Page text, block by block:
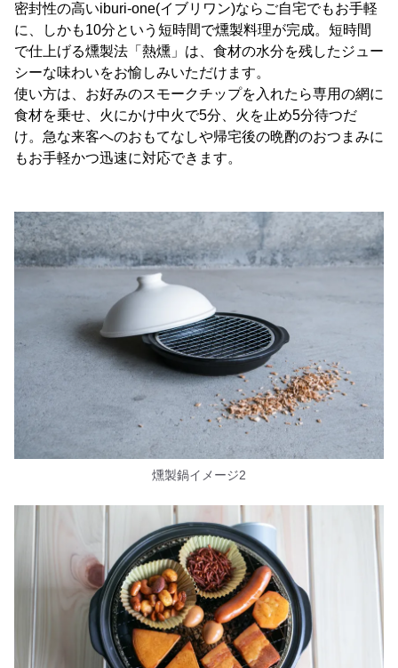
密封性の高いiburi-one(イブリワン)ならご自宅でもお手軽
に、しかも10分という短時間で燻製料理が完成。短時間
で仕上げる燻製法「熱燻」は、食材の水分を残したジュー
シーな味わいをお愉しみいただけます。
使い方は、お好みのスモークチップを入れたら専用の網に
食材を乗せ、火にかけ中火で5分、火を止め5分待つだ
け。急な来客へのおもてなしや帰宅後の晩酌のおつまみに
もお手軽かつ迅速に対応できます。
燻製鍋イメージ2